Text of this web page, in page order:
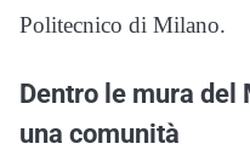
Politecnico di Milano.
Dentro le mura del
una comunità